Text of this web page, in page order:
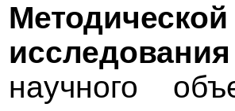
исследования
научного